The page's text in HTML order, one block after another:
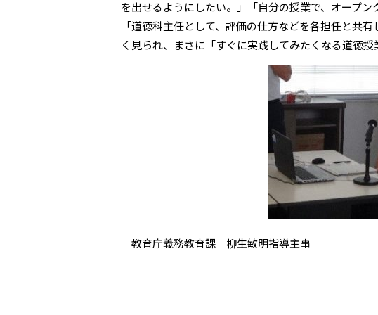
を出せるようにしたい。」「自分の授業で、オープ
「道徳科主任として、評価の仕方などを各担任と共
く見られ、まさに「すぐに実践してみたくなる道徳授
教育庁義務教育課 柳生敏明指導主事